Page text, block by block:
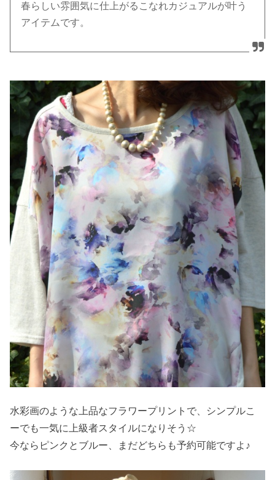
春らしい雰囲気に仕上がるこなれカジュアルが叶う
アイテムです。
水彩画のような上品なフラワープリントで、シンプルこ
ーでも一気に上級者スタイルになりそう☆
今ならピンクとブルー、まだどちらも予約可能ですよ♪